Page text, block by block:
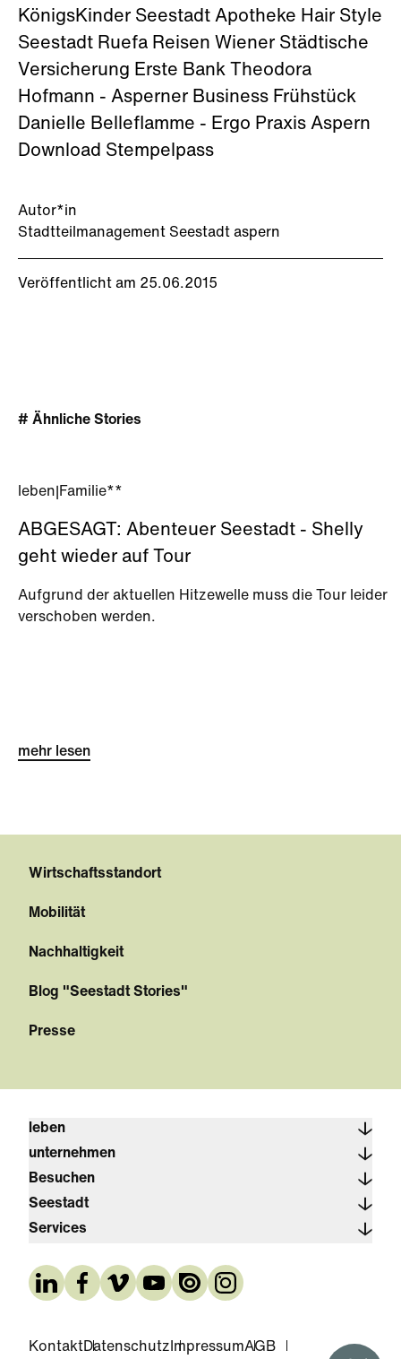
Autor*in
Stadtteilmanagement Seestadt aspern
Veröffentlicht am 25.06.2015
KönigsKinder Seestadt Apotheke Hair Style
Seestadt Ruefa Reisen Wiener Städtische
Versicherung Erste Bank Theodora
Hofmann - Asperner Business Frühstück
Danielle Belleflamme - Ergo Praxis Aspern
Download Stempelpass
# Ähnliche Stories
leben Familie**
ABGESAGT: Abenteuer Seestadt - Shelly
geht wieder auf Tour
Aufgrund der aktuellen Hitzewelle muss die Tour leider
verschoben werden.
mehr lesen
Wirtschaftsstandort
Mobilität
Nachhaltigkeit
Blog "Seestadt Stories"
Presse
leben
unternehmen
Besuchen
Seestadt
Services
KontaktDatenschutz ImpressumAGB